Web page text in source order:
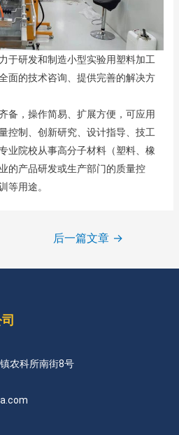
于研发和制造小型实验用塑料加工
面的技术咨询、提供完善的解决方
备，操作简易、扩展方便，可应用
控制、创新研究、设计指导、技工
业院校从事高分子材料（塑料、橡
的产品研发或生产部门的质量控
等用途。
后一篇文章 →
农科所南街8号